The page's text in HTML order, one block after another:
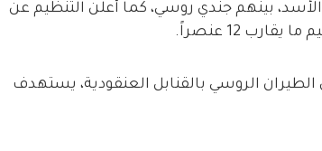
أكثر من 25 عنصراً لقوات الأسد، بينهم جندي روسي، كما أعلن التنظيم عن
12 عنصراً.
الروسي بالقنابل العنقودية، يستهدف